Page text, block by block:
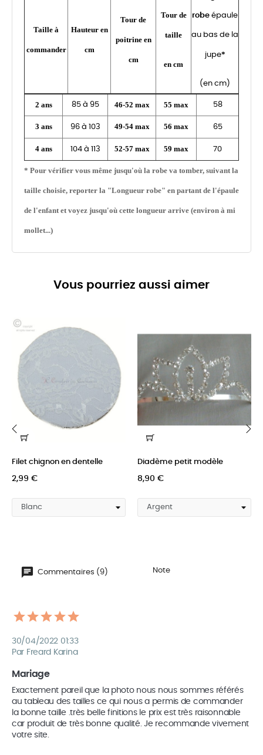
Taille à
commander
Hauteur en
cm
Tour de
poitrine en
cm
Tour de
taille
en cm
robe épaule
au bas de la
jupe*
(en cm)
2 ans 85 à 95 46-52 max 55 max 58
3 ans 96 à 103 49-54 max 56 max 65
4 ans 104 à 113 52-57 max 59 max 70
* Pour vérifier vous même jusqu'où la robe va tomber, suivant la
taille choisie, reporter la "Longueur robe" en partant de l'épaule
de l'enfant et voyez jusqu'où cette longueur arrive (environ à mi
mollet...)
Vous pourriez aussi aimer
Filet chignon en dentelle
2,99 €
Diadème petit modèle
8,90 €
Commentaires (9) Note
30/04/2022 01:33
Par Freard Karina
Mariage
Exactement pareil que la photo nous nous sommes référés
au tableau des tailles ce qui nous a permis de commander
la bonne taille .très belle finitions le prix est très raisonnable
car produit de très bonne qualité. Je recommande vivement
votre site.